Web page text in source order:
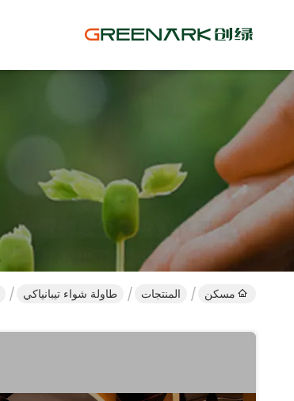
مسكن المنتجات طاولة شواء تيبانياكي